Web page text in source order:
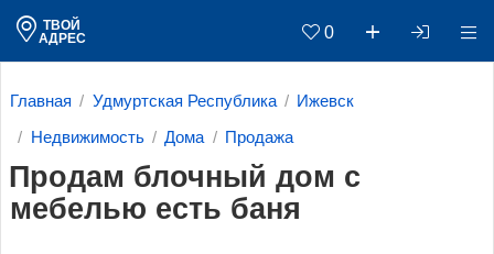
ТВОЙ
АДРЕС
0
Главная Удмуртская Республика Ижевск
Недвижимость Дома Продажа
Продам блочный дом с
мебелью есть баня